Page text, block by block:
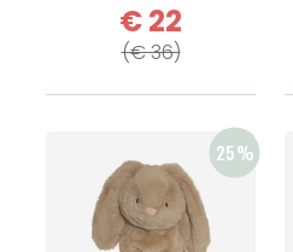
€ 22
(€ 36)